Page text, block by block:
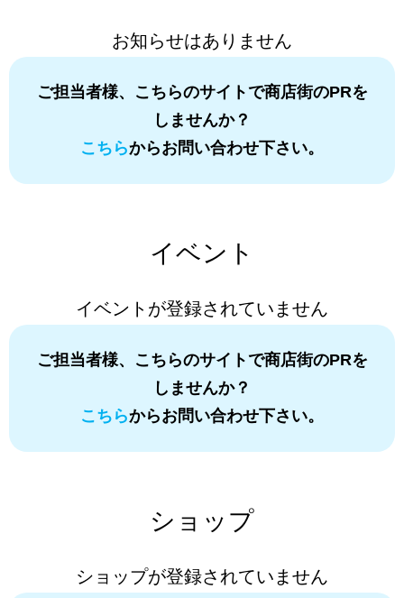
お知らせはありません
ご担当者様、こちらのサイトで商店街のPRを
しませんか？
こちらからお問い合わせ下さい。
イベント
イベントが登録されていません
ご担当者様、こちらのサイトで商店街のPRを
しませんか？
こちらからお問い合わせ下さい。
ショップ
ショップが登録されていません